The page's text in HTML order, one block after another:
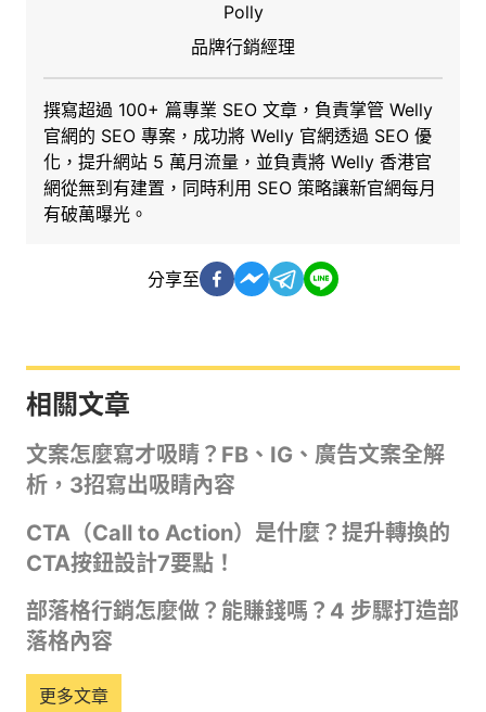
Polly
品牌行銷經理
撰寫超過 100+ 篇專業 SEO 文章，負責掌管 Welly
官網的 SEO 專案，成功將 Welly 官網透過 SEO 優
化，提升網站 5 萬月流量，並負責將 Welly 香港官
網從無到有建置，同時利用 SEO 策略讓新官網每月
有破萬曝光。
分享至
相關文章
文案怎麼寫才吸睛？FB、IG、廣告文案全解
析，3招寫出吸睛內容
CTA（Call to Action）是什麼？提升轉換的
CTA按鈕設計7要點！
部落格行銷怎麼做？能賺錢嗎？4 步驟打造部
落格內容
更多文章